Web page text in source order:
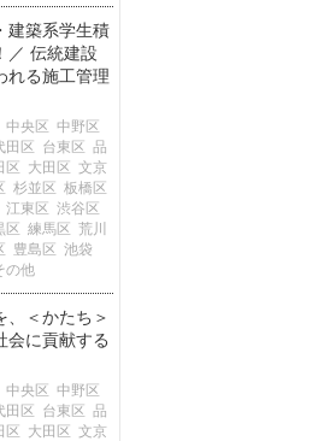
建築系学生積
／ 伝統建設
れる施工管理
中央区 中野区
田区 台東区 品
区 大田区 文京
杉並区 板橋区
江東区 渋谷区
区 練馬区 荒川
豊島区 池袋
の他
、＜かたち＞
会に貢献する
中央区 中野区
田区 台東区 品
区 大田区 文京